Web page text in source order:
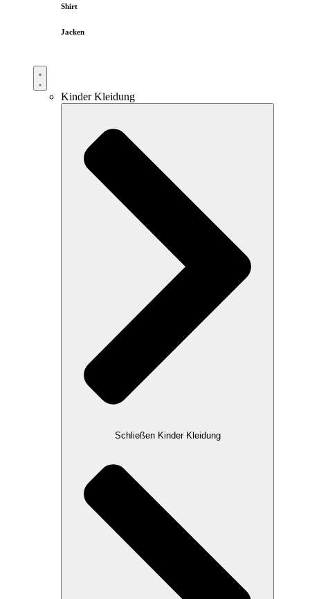
Shirt
Jacken
Kinder Kleidung
Schließen Kinder Kleidung